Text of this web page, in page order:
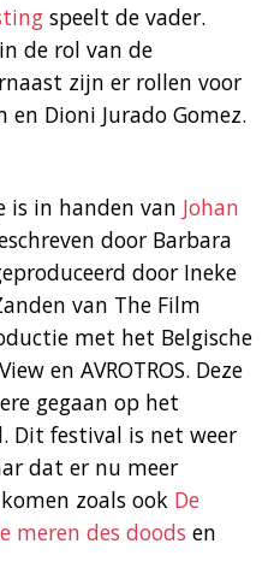
speelt de vader.
de rol van de
zijn er rollen voor
en Dioni Jurado Gomez.
is in handen van Johan
door Barbara
door Ineke
van The Film
met het Belgische
en AVROTROS. Deze
gegaan op het
Dit festival is net weer
dat er nu meer
zoals ook De
meren des doods en